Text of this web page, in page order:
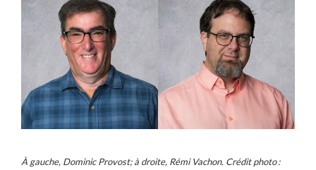
À gauche, Dominic Provost; à droite, Rémi Vachon. Crédit photo :